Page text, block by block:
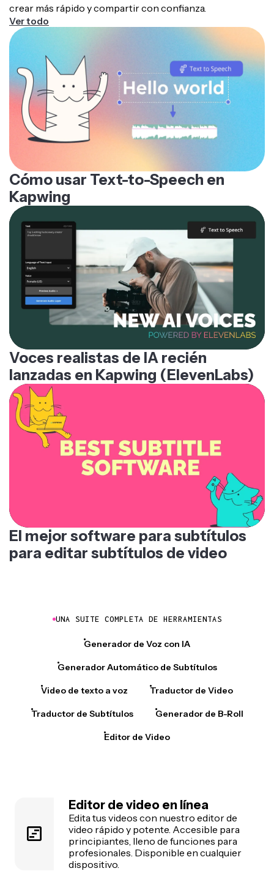
crear más rápido y compartir con confianza.
Ver todo
Cómo usar Text-to-Speech en
Kapwing
Voces realistas de IA recién
lanzadas en Kapwing (ElevenLabs)
El mejor software para subtítulos
para editar subtítulos de video
UNA SUITE COMPLETA DE HERRAMIENTAS
Generador de Voz con IA
Generador Automático de Subtítulos
Video de texto a voz Traductor de Video
Traductor de Subtítulos Generador de B-Roll
Editor de Video
Editor de video en línea
Edita tus videos con nuestro editor de
video rápido y potente. Accesible para
principiantes, lleno de funciones para
profesionales. Disponible en cualquier
dispositivo.